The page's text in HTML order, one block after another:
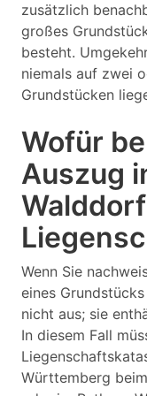
zusätzlich
großes
besteht.
niemals auf zwei
Grundstücken
Wofür
Auszug
Wenn Sie
eines
nicht aus; sie
In diesem Fall
Württemberg